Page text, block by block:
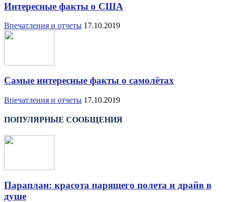
Интересные факты о США
Впечатления и отчеты 17.10.2019
Самые интересные факты о самолётах
Впечатления и отчеты 17.10.2019
ПОПУЛЯРНЫЕ СООБЩЕНИЯ
Параплан: красота парящего полета и драйв в
душе